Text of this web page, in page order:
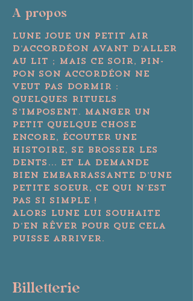
A propos
Lune joue un petit air
d’accordéon avant d’aller
au lit ; mais ce soir, Pin-
Pon son accordéon ne
veut pas dormir :
quelques rituels
s’imposent. Manger un
petit quelque chose
encore, écouter une
histoire, se brosser les
dents... et la demande
bien embarrassante d’une
petite soeur, ce qui n’est
pas si simple !
Alors Lune lui souhaite
d’en rêver pour que cela
puisse arriver.
Billetterie